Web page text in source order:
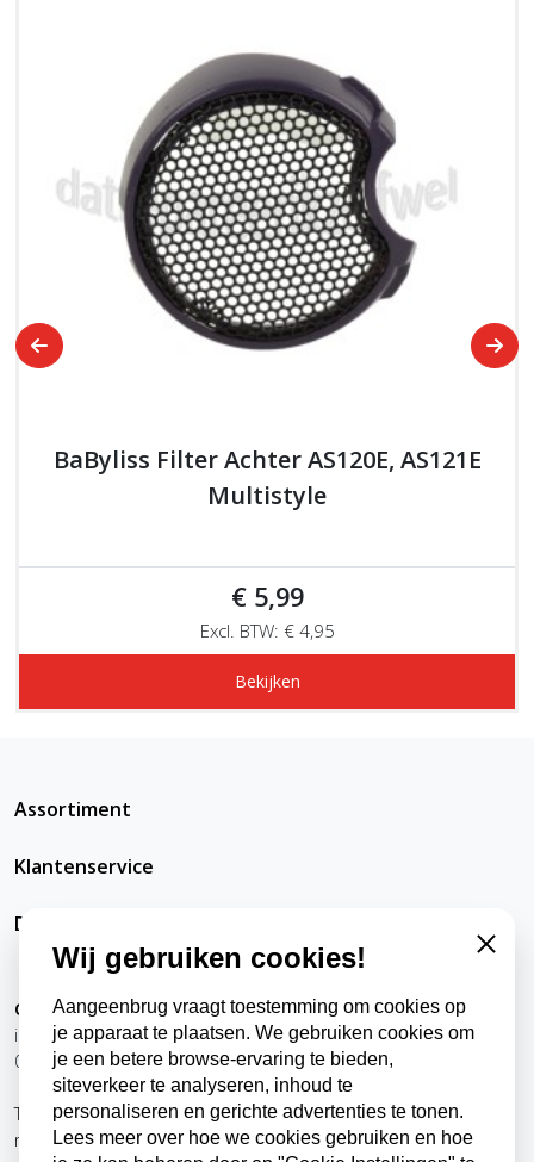
BaByliss Filter Achter AS120E, AS121E
Multistyle
€ 5,99
Excl. BTW: € 4,95
Bekijken
Assortiment
Klantenservice
DatRepareerIkZelfWel
Contact
info@datrepareerikzelfwel.nl
0118-570024
Telefonisch bereikbaar
ma t/m vr
9:00 - 12:00 uur
Wij gebruiken cookies!
Aangeenbrug vraagt toestemming om cookies op
je apparaat te plaatsen. We gebruiken cookies om
je een betere browse-ervaring te bieden,
siteverkeer te analyseren, inhoud te
personaliseren en gerichte advertenties te tonen.
Lees meer over hoe we cookies gebruiken en hoe
Close